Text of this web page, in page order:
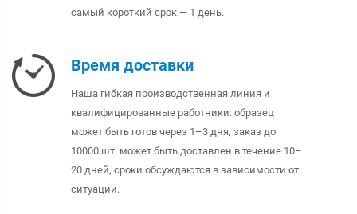
самый короткий срок — 1 день.
Время доставки
Наша гибкая производственная линия и
квалифицированные работники: образец
может быть готов через 1–3 дня, заказ до
10000 шт. может быть доставлен в течение 10–
20 дней, сроки обсуждаются в зависимости от
ситуации.